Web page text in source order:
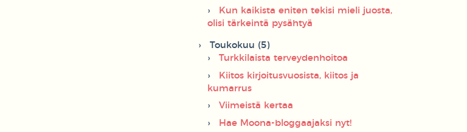
Kun kaikista eniten tekisi mieli juosta,
olisi tärkeintä pysähtyä
Toukokuu (5)
Turkkilaista terveydenhoitoa
Kiitos kirjoitusvuosista, kiitos ja
kumarrus
Viimeistä kertaa
Hae Moona-bloggaajaksi nyt!